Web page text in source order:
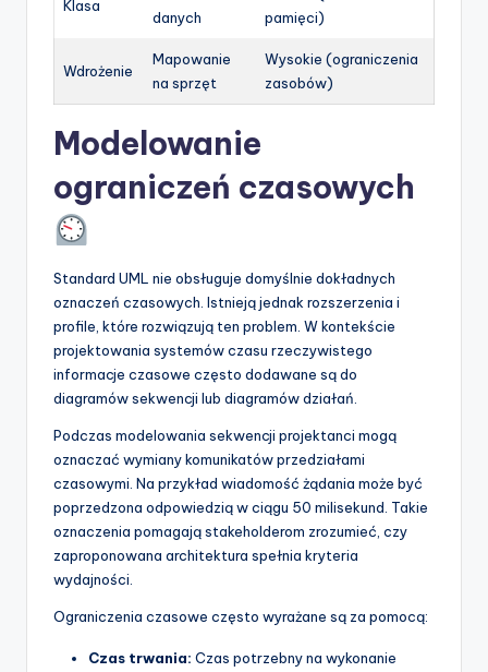
Klasa
danych
pamięci)
Wdrożenie
Mapowanie
na sprzęt
Wysokie (ograniczenia
zasobów)
Modelowanie
ograniczeń czasowych
Standard UML nie obsługuje domyślnie dokładnych
oznaczeń czasowych. Istnieją jednak rozszerzenia i
profile, które rozwiązują ten problem. W kontekście
projektowania systemów czasu rzeczywistego
informacje czasowe często dodawane są do
diagramów sekwencji lub diagramów działań.
Podczas modelowania sekwencji projektanci mogą
oznaczać wymiany komunikatów przedziałami
czasowymi. Na przykład wiadomość żądania może być
poprzedzona odpowiedzią w ciągu 50 milisekund. Takie
oznaczenia pomagają stakeholderom zrozumieć, czy
zaproponowana architektura spełnia kryteria
wydajności.
Ograniczenia czasowe często wyrażane są za pomocą:
Czas trwania: Czas potrzebny na wykonanie